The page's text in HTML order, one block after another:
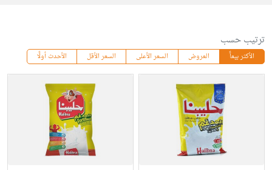
ترتيب حسب
الأكثر بيعاً العروض السعر الأعلى السعر الأقل الأحدث أولًا